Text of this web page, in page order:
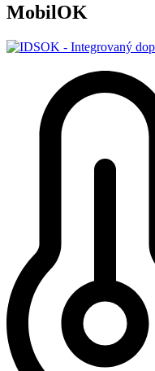
MobilOK